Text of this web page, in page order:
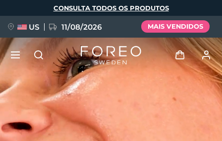
principal
CONSULTA TODOS OS PRODUTOS
US 11/08/2026 MAIS VENDIDOS
NOVIDADE
BREAKING NEWS
Idioma
English Deutsch